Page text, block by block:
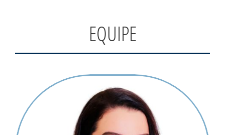
EQUIPE